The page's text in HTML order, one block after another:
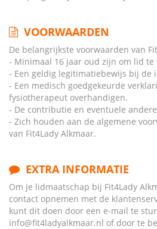
VOORWAARDEN
De belangrijkste voorwaarden van
- Minimaal 16 jaar oud zijn om lid te
- Een geldig legitimatiebewijs bij de
- Een medisch goedgekeurde
fysiotherapeut overhandigen.
- De contributie en eventuele
- Zich houden aan de algemene
van Fit4Lady Alkmaar.
EXTRA INFORMATIE
Om je lidmaatschap bij Fit4Lady
contact opnemen met de
kunt dit doen door een e-mail te
info@fit4ladyalkmaar.nl of door te